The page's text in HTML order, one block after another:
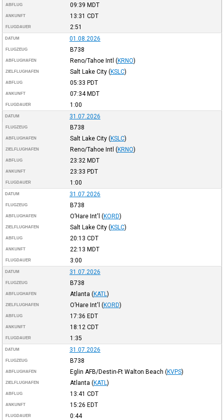
ABFLUG 09:39 MDT
ANKUNFT 13:31 CDT
FLUGDAUER 2:51
DATUM 01.08.2026
FLUGZEUG B738
ABFLUGHAFEN Reno/Tahoe Intl (KRNO)
ZIELFLUGHAFEN Salt Lake City (KSLC)
ABFLUG 05:33 PDT
ANKUNFT 07:34MDT
FLUGDAUER 1:00
DATUM 31.07.2026
FLUGZEUG B738
ABFLUGHAFEN Salt Lake City (KSLC)
ZIELFLUGHAFEN Reno/Tahoe Intl (KRNO)
ABFLUG 23:32 MDT
ANKUNFT 23:33 PDT
FLUGDAUER 1:00
DATUM 31.07.2026
FLUGZEUG B738
ABFLUGHAFEN O’Hare Int'l (KORD)
ZIELFLUGHAFEN Salt Lake City (KSLC)
ABFLUG 20:13 CDT
ANKUNFT 22:13 MDT
FLUGDAUER 3:00
DATUM 31.07.2026
FLUGZEUG B738
ABFLUGHAFEN Atlanta (KATL )
ZIELFLUGHAFEN O’Hare Int'l (KORD)
ABFLUG 17:36 EDT
ANKUNFT 18:12 CDT
FLUGDAUER 1:35
DATUM 31.07.2026
FLUGZEUG B738
ABFLUGHAFEN Eglin AFB/Destin-Ft Walton Beach (KVPS)
ZIELFLUGHAFEN Atlanta (KATL )
ABFLUG 13:41 CDT
ANKUNFT 15:26 EDT
FLUGDAUER 0:44